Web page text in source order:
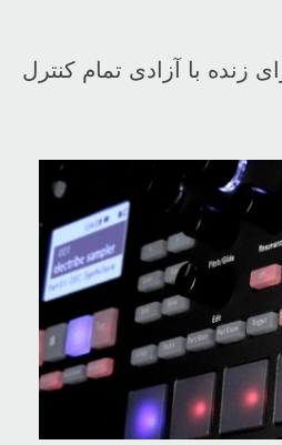
زنده با آزادی تمام کنترل